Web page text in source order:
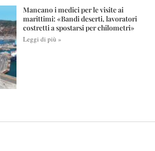
Mancano i medici per le visite ai
marittimi: «Bandi deserti, lavoratori
costretti a spostarsi per chilometri»
Leggi di più »